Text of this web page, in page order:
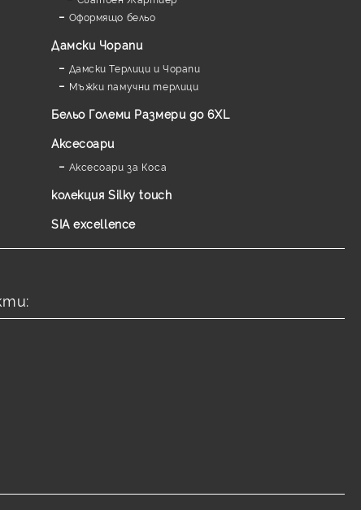
Оформящо бельо
Дамски Чорапи
Дамски Терлици и Чорапи
Мъжки памучни терлици
Бельо Големи Размери до 6XL
Аксесоари
Аксесоари за Коса
колекция Silky touch
SIA excellence